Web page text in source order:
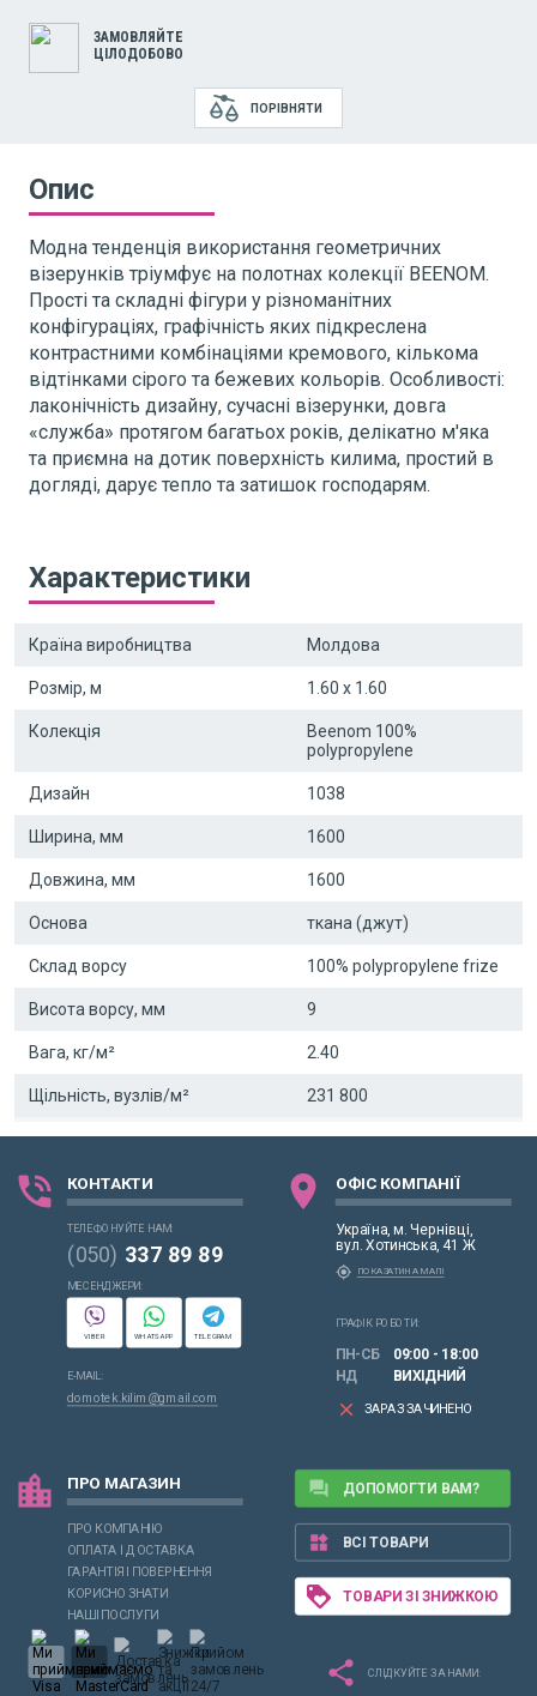
ЗАМОВЛЯЙТЕ
ЦІЛОДОБОВО
ПОРІВНЯТИ
Опис
Модна тенденція використання геометричних
візерунків тріумфує на полотнах колекції BEENOM.
Прості та складні фігури у різноманітних
конфігураціях, графічність яких підкреслена
контрастними комбінаціями кремового, кількома
відтінками сірого та бежевих кольорів. Особливості:
лаконічність дизайну, сучасні візерунки, довга
«служба» протягом багатьох років, делікатно м'яка
та приємна на дотик поверхність килима, простий в
догляді, дарує тепло та затишок господарям.
Характеристики
Країна виробництва Молдова
Розмір, м 1.60 x 1.60
Колекція
Beenom 100%
polypropylene
Дизайн 1038
Ширина, мм 1600
Довжина, мм 1600
Основа ткана (джут)
Склад ворсу 100% polypropylene frize
Висота ворсу, мм 9
Вага, кг/м² 2.40
Щільність, вузлів/м² 231 800
location_city ПРО МАГАЗИН
ПРО КОМПАНІЮ
ОПЛАТА І ДОСТАВКА
ГАРАНТІЯ І ПОВЕРНЕННЯ
КОРИСНО ЗНАТИ
НАШІ ПОСЛУГИ
phone_in_talk КОНТАКТИ
ТЕЛЕФОНУЙТЕ НАМ:
(050) 337 89 89
МЕСЕНДЖЕРИ:
VIBER WHATSAPP TELEGRAM
E-MAIL:
domotek.kilim@gmail.com
location_on ОФІС КОМПАНІЇ
Україна, м. Чернівці,
вул. Хотинська, 41 Ж
my_location ПОКАЗАТИ НА МАПІ
ГРАФІК РОБОТИ:
ПН-СБ
09:00 - 18:00
НД
ВИХІДНИЙ
clear ЗАРАЗ ЗАЧИНЕНО
forum ДОПОМОГТИ ВАМ?
widgets ВСІ ТОВАРИ
loyalty ТОВАРИ ЗІ ЗНИЖКОЮ
share СЛІДКУЙТЕ ЗА НАМИ: